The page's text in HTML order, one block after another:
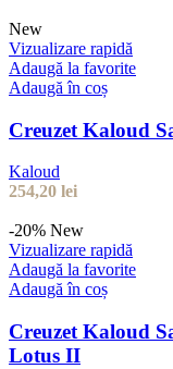
New
Vizualizare rapidă
Adaugă la favorite
Adaugă în coș
Creuzet Kaloud
Kaloud
254,20 lei
-20% New
Vizualizare rapidă
Adaugă la favorite
Adaugă în coș
Creuzet Kaloud
Lotus II